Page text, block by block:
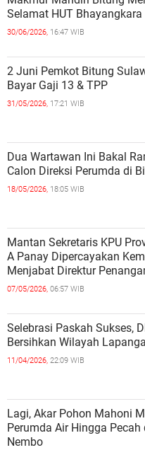
Selamat HUT Bhayangkara
30/06/2026, 16:47 WIB
2 Juni Pemkot Bitung
Bayar Gaji 13 & TPP
31/05/2026, 17:21 WIB
Dua Wartawan Ini Bakal
Calon Direksi Perumda di
18/05/2026, 18:05 WIB
Mantan Sekretaris KPU
A Panay Dipercayakan
Menjabat Direktur
Bukti
07/05/2026, 06:57 WIB
Selebrasi Paskah Sukses,
Bersihkan Wilayah
11/04/2026, 22:09 WIB
Lagi, Akar Pohon Mahoni
Perumda Air Hingga
Nembo